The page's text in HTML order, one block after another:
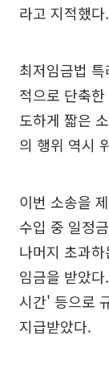
라고 지적했다.
최저임금법
적으로 단축
도하게 짧은
의 행위 역시
이번 소송을
수입 중 일정
나머지 초과
임금을 받았
시간' 등으로
지급받았다.